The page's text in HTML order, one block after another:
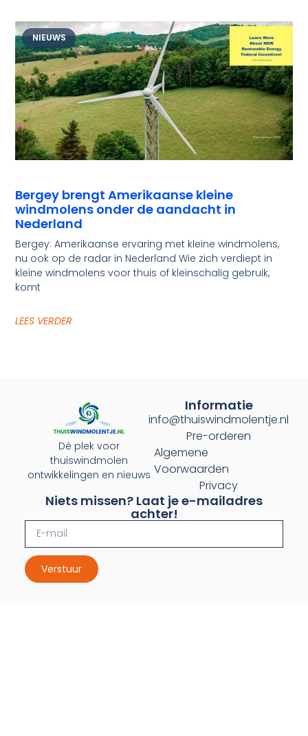
NIEUWS
Bergey brengt Amerikaanse kleine
windmolens onder de aandacht in
Nederland
Bergey: Amerikaanse ervaring met kleine windmolens,
nu ook op de radar in Nederland Wie zich verdiept in
kleine windmolens voor thuis of kleinschalig gebruik,
komt
LEES VERDER
Dé plek voor
thuiswindmolen
ontwikkelingen en nieuws
Informatie
info@thuiswindmolentje.nl
Pre-orderen
Algemene
Voorwaarden
Privacy
Niets missen? Laat je e-mailadres
achter!
Verstuur